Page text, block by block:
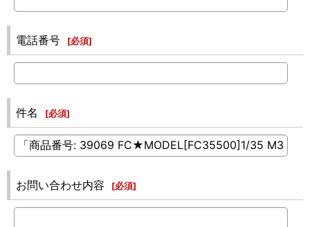
電話番号 [必須]
件名 [必須]
お問い合わせ内容 [必須]